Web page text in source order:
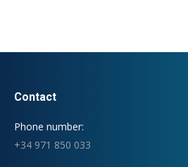
Contact
Phone number:
+34 971 850 033